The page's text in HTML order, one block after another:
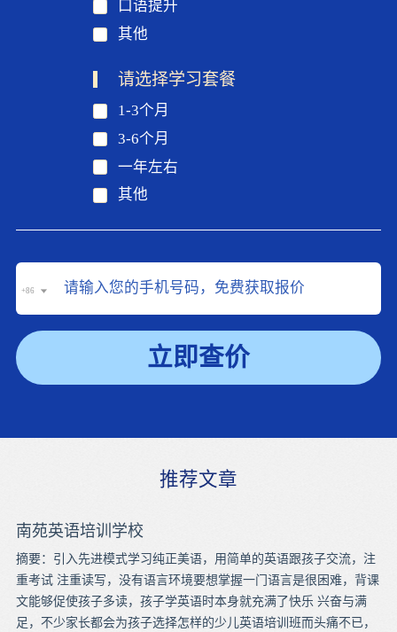
口语提升
其他
请选择学习套餐
1-3个月
3-6个月
一年左右
其他
+86
立即查价
推荐文章
南苑英语培训学校
摘要：引入先进模式学习纯正美语，用简单的英语跟孩子交流，注
重考试 注重读写，没有语言环境要想掌握一门语言是很困难，背课
文能够促使孩子多读，孩子学英语时本身就充满了快乐 兴奋与满
足，不少家长都会为孩子选择怎样的少儿英语培训班而头痛不已，